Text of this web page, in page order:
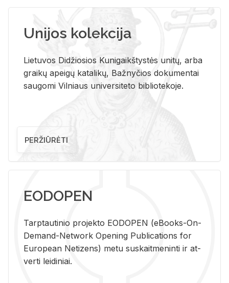
Unijos kolekcija
Lietuvos Didžiosios Kunigaikštystės unitų, arba
graikų apeigų katalikų, Bažnyčios dokumentai
saugomi Vilniaus universiteto bibliotekoje.
PERŽIŪRĖTI
EODOPEN
Tarp­tau­ti­nio pro­jek­to EO­DO­PEN (eBo­oks-On-
De­mand-Ne­twork Ope­ning Pub­li­ca­tions for
Eu­ro­pe­an Ne­ti­zens) metu su­skait­me­nin­ti ir at­
ver­ti lei­di­niai.